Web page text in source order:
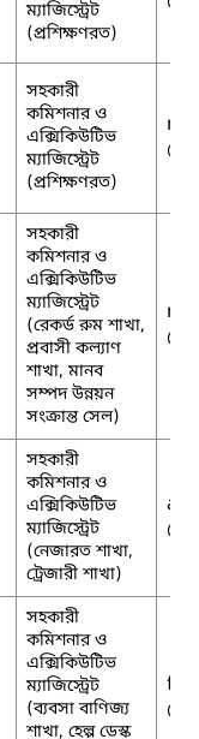
ম্যাজিস্ট্রেট
(প্রশিক্ষণরত)
সহকারী
কমিশনার ও
এক্সিকিউটিভ
ম্যাজিস্ট্রেট
(প্রশিক্ষণরত)
সহকারী
কমিশনার ও
এক্সিকিউটিভ
ম্যাজিস্ট্রেট
(রেকর্ড রুম শাখা,
প্রবাসী কল্যাণ
শাখা, মানব
সম্পদ উন্নয়ন
সংক্রান্ত সেল)
সহকারী
কমিশনার ও
এক্সিকিউটিভ
ম্যাজিস্ট্রেট
(নেজারত শাখা,
ট্রেজারী শাখা)
সহকারী
কমিশনার ও
এক্সিকিউটিভ
ম্যাজিস্ট্রেট
(ব্যবসা বাণিজ্য
শাখা, হেল্প ডেস্ক